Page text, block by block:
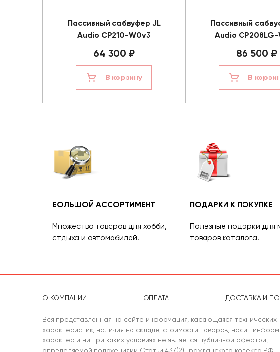
Пассивный сабвуфер JL
Audio CP210-W0v3
64 300 ₽
В корзину
Пассивный
Audio CP208LG-
86 500 ₽
В
БОЛЬШОЙ АССОРТИМЕНТ
Множество товаров для хобби,
отдыха и автомобилей.
ПОДАРКИ К ПОКУПКЕ
Полезные подарки для
товаров каталога.
О КОМПАНИИ ОПЛАТА ДОСТАВКА И
Вся представленная на сайте информация, касающаяся технических
характеристик, наличия на складе, стоимости товаров, носит
характер и ни при каких условиях не является публичной офертой,
определяемой положениями Статьи 437(2) Гражданского кодекса РФ.